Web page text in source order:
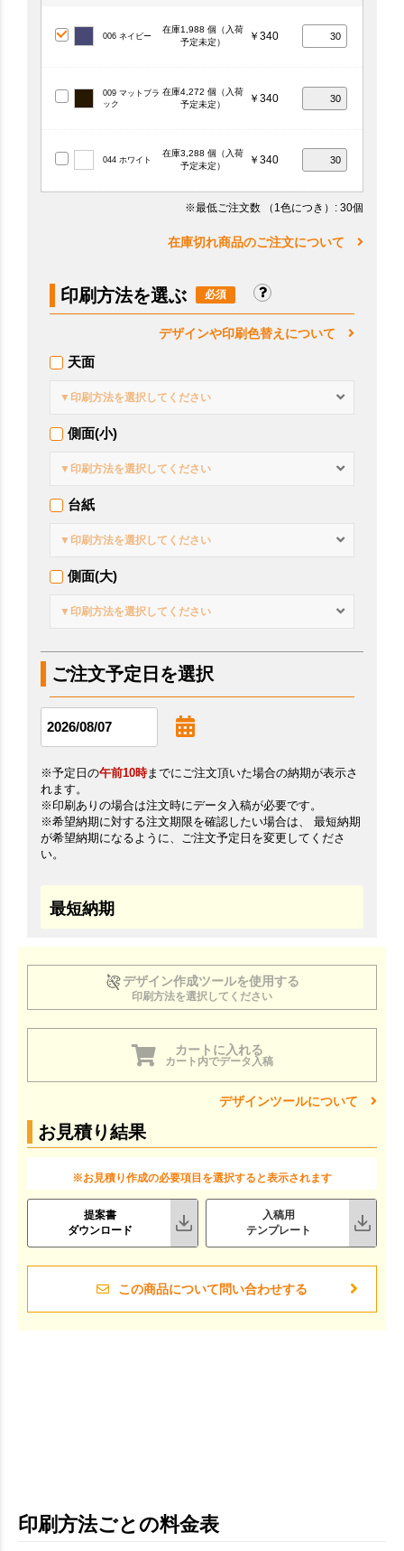
006 ネイビー
在庫1,988 個（入荷
予定未定）
￥340
009 マットブラ
ック
在庫4,272 個（入荷
予定未定）
￥340
044 ホワイト
在庫3,288 個（入荷
予定未定）
￥340
※最低ご注文数 （1色につき） : 30個
在庫切れ商品のご注文について
印刷方法を選ぶ
デザインや印刷色替えについて
天面
▼印刷方法を選択してください
側面(小)
▼印刷方法を選択してください
台紙
▼印刷方法を選択してください
側面(大)
▼印刷方法を選択してください
ご注文予定日を選択
※予定日の午前10時までにご注文頂いた場合の納期が表示さ
れます。
※印刷ありの場合は注文時にデータ入稿が必要です。
※希望納期に対する注文期限を確認したい場合は、 最短納期
が希望納期になるように、ご注文予定日を変更してくださ
い。
最短納期
デザイン作成ツールを使用する
印刷方法を選択してください
カートに入れる
カート内でデータ入稿
デザインツールについて
お見積り結果
※お見積り作成の必要項目を選択すると表示されます
提案書
ダウンロード
入稿用
テンプレート
この商品について問い合わせする
印刷方法ごとの料金表